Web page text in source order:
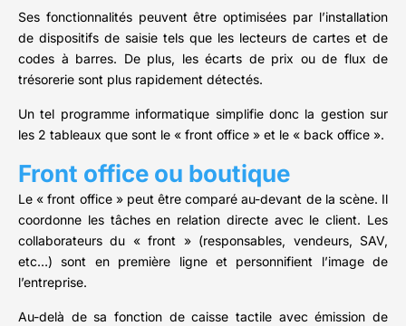
Ses fonctionnalités peuvent être optimisées par l’installation
de dispositifs de saisie tels que les lecteurs de cartes et de
codes à barres. De plus, les écarts de prix ou de flux de
trésorerie sont plus rapidement détectés.
Un tel programme informatique simplifie donc la gestion sur
les 2 tableaux que sont le « front office » et le « back office ».
Front office ou boutique
Le « front office » peut être comparé au-devant de la scène. Il
coordonne les tâches en relation directe avec le client. Les
collaborateurs du « front » (responsables, vendeurs, SAV,
etc…) sont en première ligne et personnifient l’image de
l’entreprise.
Au-delà de sa fonction de caisse tactile avec émission de